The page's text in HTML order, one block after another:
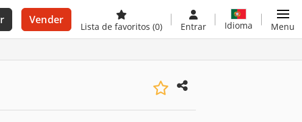
Vender
Lista de favoritos (0) Entrar Idioma Menu